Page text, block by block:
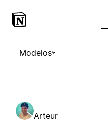
Modelos
Arteur